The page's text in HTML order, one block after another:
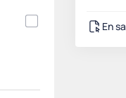
En